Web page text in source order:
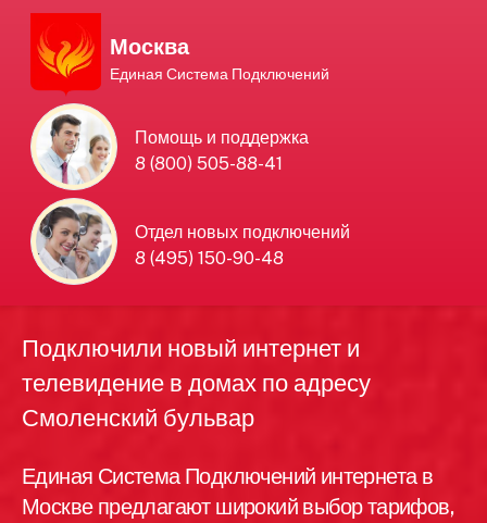
Москва
Единая Система Подключений
Помощь и поддержка
8 (800) 505-88-41
Отдел новых подключений
8 (495) 150-90-48
Единая Система
Подключений
нового интернета и
телевидения в Москве
Подключили новый интернет и
телевидение в домах по адресу
Смоленский бульвар
Единая Система Подключений интернета в
Москве предлагают широкий выбор тарифов,